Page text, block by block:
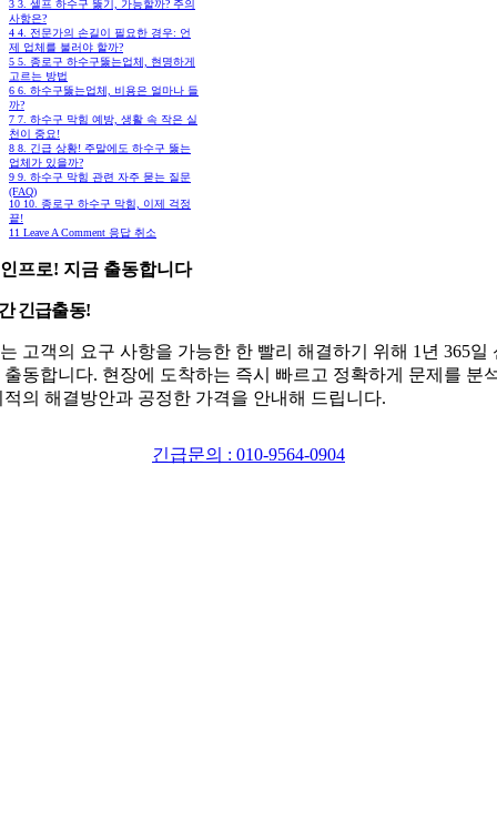
3 3. 셀프 하수구 뚫기, 가능할까? 주의
사항은?
4 4. 전문가의 손길이 필요한 경우: 언
제 업체를 불러야 할까?
5 5. 종로구 하수구뚫는업체, 현명하게
고르는 방법
6 6. 하수구뚫는업체, 비용은 얼마나 들
까?
7 7. 하수구 막힘 예방, 생활 속 작은 실
천이 중요!
8 8. 긴급 상황! 주말에도 하수구 뚫는
업체가 있을까?
9 9. 하수구 막힘 관련 자주 묻는 질문
(FAQ)
10 10. 종로구 하수구 막힘, 이제 걱정
끝!
11 Leave A Comment 응답 취소
프로! 지금 출동합니다
긴급출동!
고객의 요구 사항을 가능한 한 빨리 해결하기 위해 1년 365일
출동합니다. 현장에 도착하는 즉시 빠르고 정확하게 문제를 분
적의 해결방안과 공정한 가격을 안내해 드립니다.
긴급문의 : 010-9564-0904